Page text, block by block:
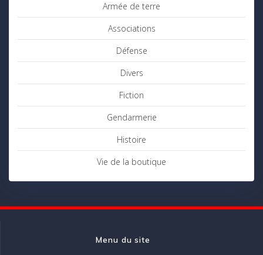
Armée de terre
Associations
Défense
Divers
Fiction
Gendarmerie
Histoire
Vie de la boutique
Menu du site